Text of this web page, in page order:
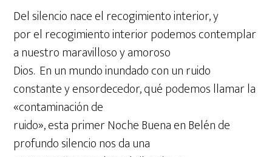
Del silencio nace el recogimiento interior, y
por el recogimiento interior podemos contemplar
a nuestro maravilloso y amoroso
Dios. En un mundo inundado con un ruido
constante y ensordecedor, qué podemos llamar la
«contaminación de
ruido», esta primer Noche Buena en Belén de
profundo silencio nos da una